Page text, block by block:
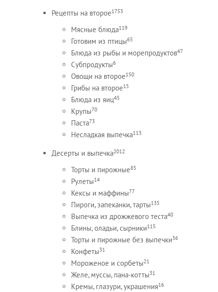
Рецепты на второе1753
Мясные блюда119
Готовим из птицы65
Блюда из рыбы и морепродуктов47
Субпродукты6
Овощи на второе150
Грибы на второе15
Блюда из яиц45
Крупы70
Паста73
Несладкая выпечка113
Десерты и выпечка2012
Торты и пирожные85
Рулеты14
Кексы и маффины77
Пироги, запеканки, тарты135
Выпечка из дрожжевого теста40
Блины, оладьи, сырники115
Торты и пирожные без выпечки36
Конфеты31
Мороженое и сорбеты21
Желе, муссы, пана-котты31
Кремы, глазури, украшения16